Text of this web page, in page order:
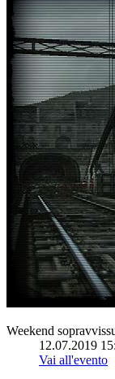
Weekend
12.07.2019
Vai all'evento